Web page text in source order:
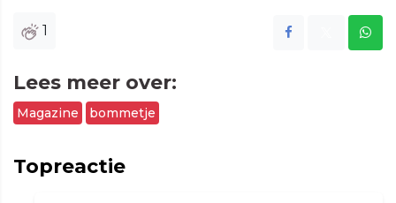
1
Lees meer over:
Magazine bommetje
Topreactie